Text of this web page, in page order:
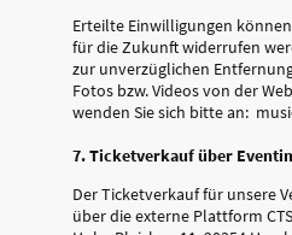
Erteilte Einwilligungen
für die Zukunft widerrufen
zur unverzüglichen
Fotos bzw. Videos von der
wenden Sie sich bitte an:
7. Ticketverkauf über
Der Ticketverkauf für unsere
über die externe Plattform